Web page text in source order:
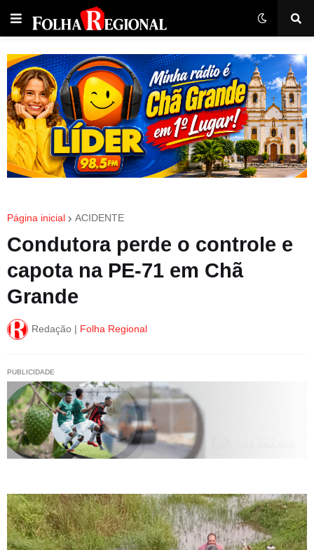
Página inicial ACIDENTE
Condutora perde o controle e
capota na PE-71 em Chã
Grande
Redação | Folha Regional
PUBLICIDADE